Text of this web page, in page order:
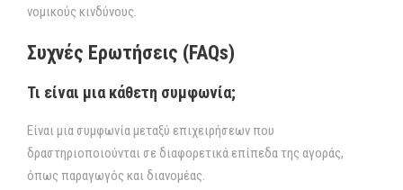
νομικούς κινδύνους.
Συχνές Ερωτήσεις (FAQs)
Τι είναι μια κάθετη συμφωνία;
Είναι μια συμφωνία μεταξύ επιχειρήσεων που
δραστηριοποιούνται σε διαφορετικά επίπεδα της αγοράς,
όπως παραγωγός και διανομέας.